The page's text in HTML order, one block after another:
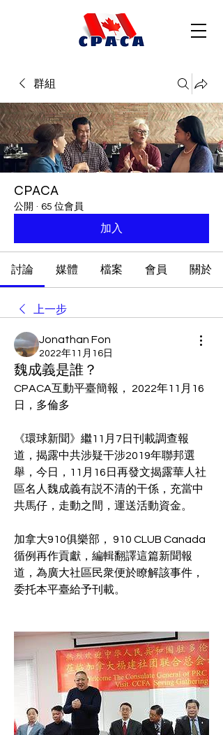
群組
CPACA
公開 · 65 位會員
加入
討論 媒體 檔案 會員 關於
上一步
Jonathan Fon
2022年11月16日
魏成義是誰？
CPACA互動平臺簡報， 2022年11月16
日，多倫多
《環球新聞》繼11月7日刊載調查報
道，揭露中共涉疑干涉2019年聯邦選
舉，今日，11月16日再發文揭露華人社
區名人魏成義有説不清的干係，充當中
共馬仔，走動之間，運送活動資金。
加拿大910俱樂部， 910 CLUB Canada
循例再作貢獻，編輯翻譯這篇新聞報
道，為廣大社區民衆便於瞭解該事件，
委托本平臺給予刊載。